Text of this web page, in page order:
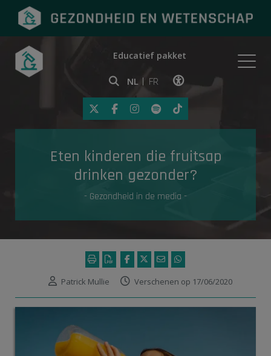
Onderwerpen
Gezondheid in de media
Educatief pakket
NL FR
Klik op deze link om
Eten kinderen die fruitsap
drinken gezonder?
- Gezondheid in de media -
Patrick Mullie Verschenen op 17/06/2020